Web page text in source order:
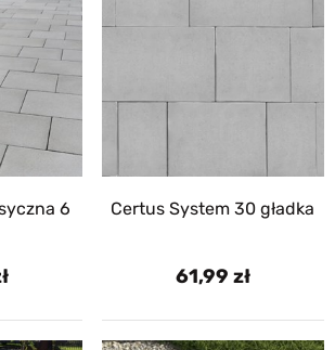
Certus System 30 gładka
61,99